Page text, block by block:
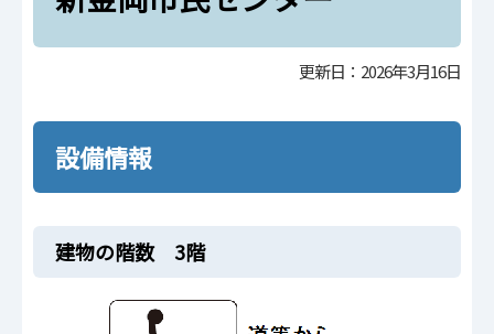
更新日：2026年3月16日
設備情報
建物の階数 3階